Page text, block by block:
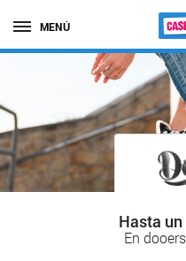
MENÚ
Hasta un
En